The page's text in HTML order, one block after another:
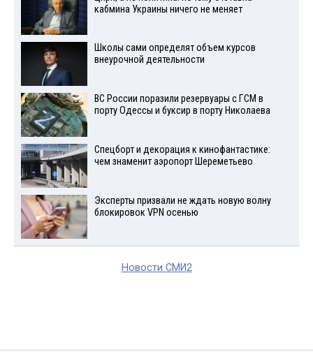
кабмина Украины ничего не меняет
Школы сами определят объем курсов
внеурочной деятельности
ВС России поразили резервуары с ГСМ в
порту Одессы и буксир в порту Николаева
Спецборт и декорация к кинофантастике:
чем знаменит аэропорт Шереметьево
Эксперты призвали не ждать новую волну
блокировок VPN осенью
Новости СМИ2